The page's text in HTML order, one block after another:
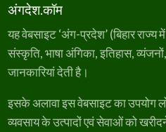
अंगदेश.कॉम
यह वेबसाइट ‘अंग-प्रदेश’ (बिहार
संस्कृति, भाषा अंगिका, इतिहास, व्यंजनों,
जानकारियां देती है।
इसके अलावा इस वेबसाइट का उपयोग
व्यवसाय के उत्पादों एवं सेवाओं को